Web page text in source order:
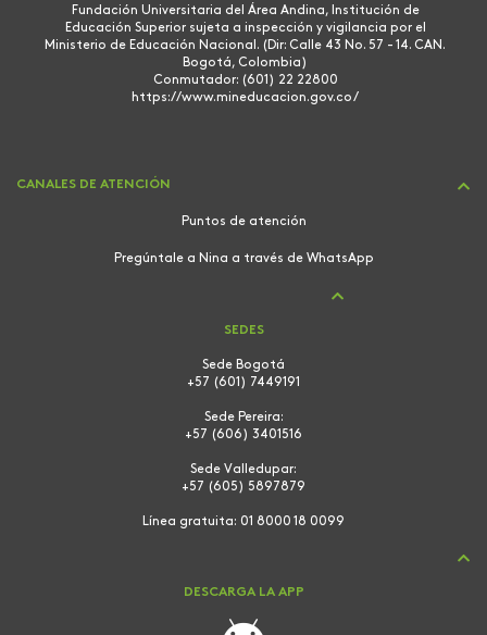
Fundación Universitaria del Área Andina, Institución de
Educación Superior sujeta a inspección y vigilancia por el
Ministerio de Educación Nacional. (Dir: Calle 43 No. 57 - 14. CAN.
Bogotá, Colombia)
Conmutador: (601) 22 22800
https://www.mineducacion.gov.co/
CANALES DE ATENCIÓN
Puntos de atención
Pregúntale a Nina a través de WhatsApp
SEDES
Sede Bogotá
+57 (601) 7449191
Sede Pereira:
+57 (606) 3401516
Sede Valledupar:
+57 (605) 5897879
Línea gratuita: 01 8000 18 0099
DESCARGA LA APP